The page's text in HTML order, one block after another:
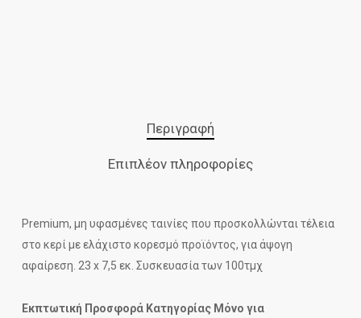
Περιγραφή
Επιπλέον πληροφορίες
Premium, μη υφασμένες ταινίες που προσκολλώνται τέλεια
στο κερί με ελάχιστο κορεσμό προϊόντος, για άψογη
αφαίρεση. 23 x 7,5 εκ. Συσκευασία των 100τμχ
Εκπτωτική Προσφορά Κατηγορίας Μόνο για